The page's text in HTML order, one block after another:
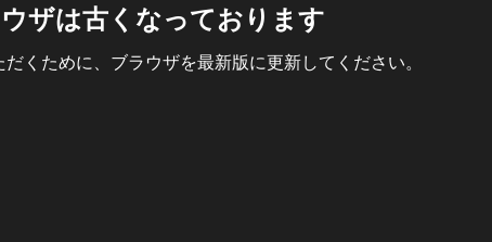
ザは古くなっております
くために、ブラウザを最新版に更新してください。